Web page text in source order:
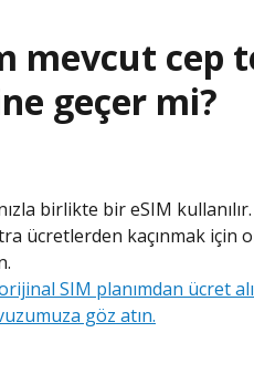
mevcut cep
geçer mi?
birlikte bir eSIM kullanılır.
ücretlerden kaçınmak için
SIM planımdan ücret
göz atın.